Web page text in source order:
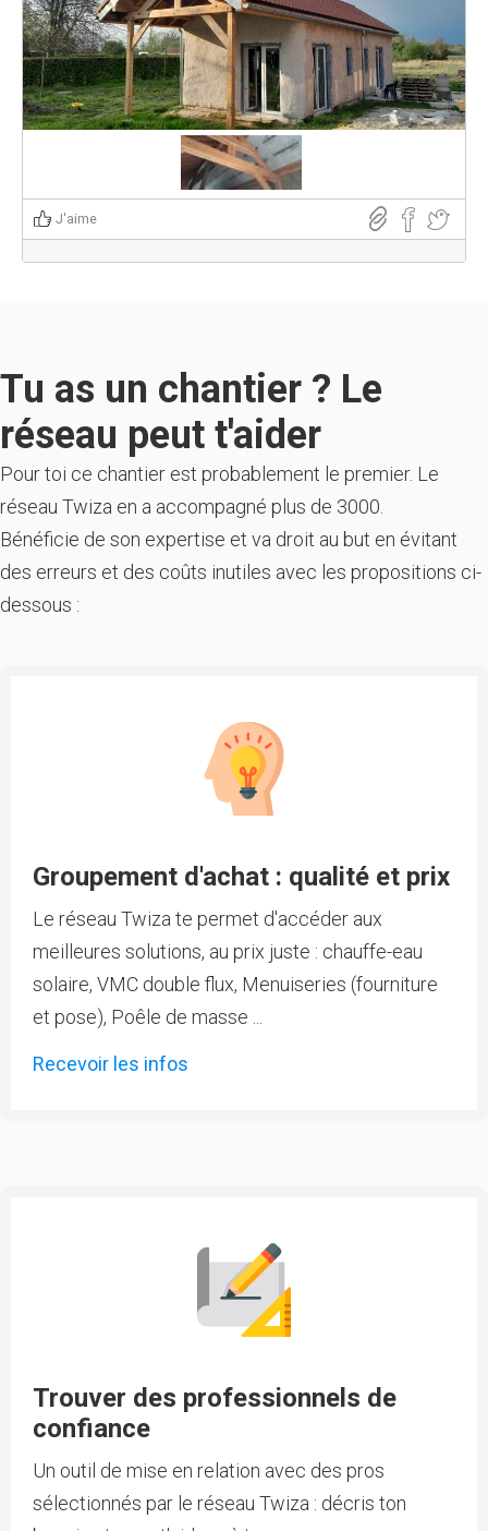
J'aime
Tu as un chantier ? Le
réseau peut t'aider
Pour toi ce chantier est probablement le premier. Le
réseau Twiza en a accompagné plus de 3000.
Bénéficie de son expertise et va droit au but en évitant
des erreurs et des coûts inutiles avec les propositions ci-
dessous :
Groupement d'achat : qualité et prix
Le réseau Twiza te permet d'accéder aux
meilleures solutions, au prix juste : chauffe-eau
solaire, VMC double flux, Menuiseries (fourniture
et pose), Poêle de masse ...
Recevoir les infos
Trouver des professionnels de
confiance
Un outil de mise en relation avec des pros
sélectionnés par le réseau Twiza : décris ton